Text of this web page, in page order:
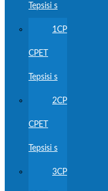
Tepsisi s
1CP
CPET
Tepsisi s
2CP
CPET
Tepsisi s
3CP